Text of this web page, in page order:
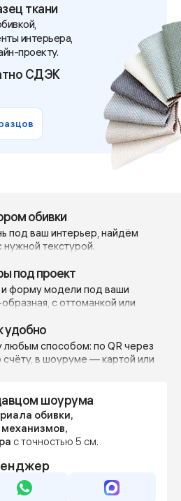
ткани
интерьера,
проекту.
СДЭК
обивки
под ваш интерьер, найдём
нужной текстурой.
фото и видео — без фильтров и
чтобы вы точно понимали,
в жизни.
— с учётом вашей мебели,
предпочтений.
под проект
форму модели под ваши
с оттоманкой или
возможно.
габаритам с
точно вписать диван в
проект.
удобно
любым способом: по QR через
в шоуруме — картой или
даже если мебель
— чтобы вы были уверены в
шоурума
обивки,
с точностью 5 см.